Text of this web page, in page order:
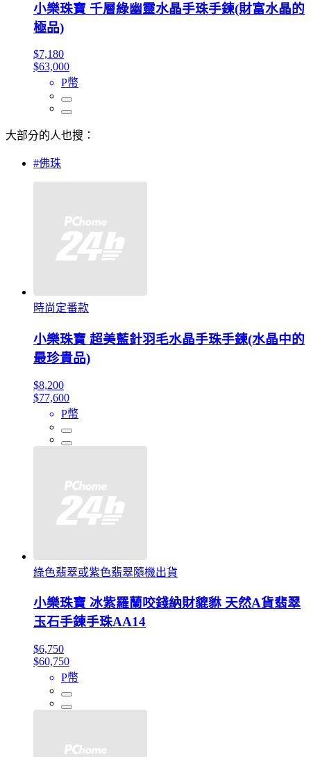
小樂珠寶 千層綠幽靈水晶手珠手鍊(財富水晶的
極品)
$7,180
$63,000
P幣
大部分的人也搜：
#佛珠
時尚定番款
小樂珠寶 超美藍針羽毛水晶手珠手鍊(水晶中的
最珍貴品)
$8,200
$77,600
P幣
綠色翡翠或紫色翡翠隨機出貨
小樂珠寶 冰紫羅蘭咬錢納財貔貅 天然A貨翡翠
玉石手鍊手珠AA14
$6,750
$60,750
P幣